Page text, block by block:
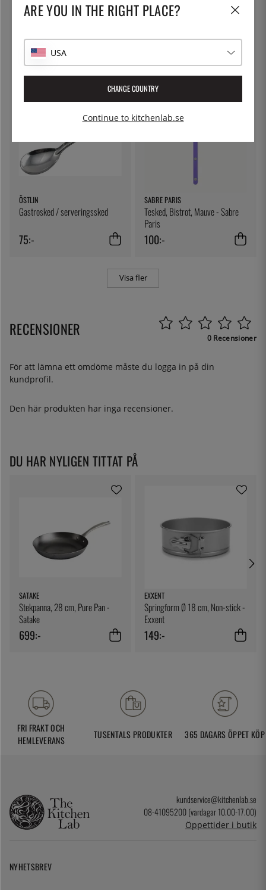
Paris
120:- 120:-
ÖSTLIN
Gastrosked / serveringssked
75:-
SABRE PARIS
Tesked, Bistrot, Mauve - Sabre
Paris
100:-
Visa fler
RECENSIONER 0 Recensioner
För att lämna ett omdöme måste du logga in på din
kundprofil.
Den här produkten har inga recensioner.
DU HAR NYLIGEN TITTAT PÅ
SATAKE
Stekpanna, 28 cm, Pure Pan -
Satake
699:-
EXXENT
Springform Ø 18 cm, Non-stick -
Exxent
149:-
FRI FRAKT OCH
HEMLEVERANS
TUSENTALS PRODUKTER 365 DAGARS ÖPPET KÖP
kundservice@kitchenlab.se
08-41095200 (vardagar 10.00-17.00)
Öppettider i butik
NYHETSBREV
ARE YOU IN THE RIGHT PLACE?
USA
CHANGE COUNTRY
Continue to kitchenlab.se